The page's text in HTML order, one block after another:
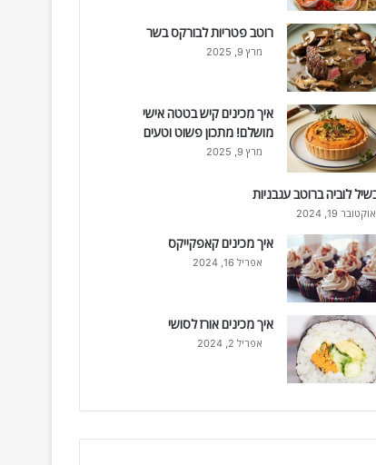
רוטב פטריות לבורקס בשר
מרץ 9, 2025
איך מכינים קיש בטטה אישי
מושלם! מתכון פשוט וטעים
מרץ 9, 2025
לוביה ברוטב עגבניות
אוקטובר 19, 2024
איך מכינים קאפקייקס
אפריל 16, 2024
איך מכינים אורז לסושי
אפריל 2, 2024